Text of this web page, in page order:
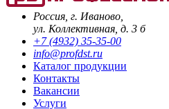
Россия, г. Иваново,
ул. Коллективная, д. 3 б
+7 (4932) 35-35-00
info@profdst.ru
Каталог продукции
Контакты
Вакансии
Услуги